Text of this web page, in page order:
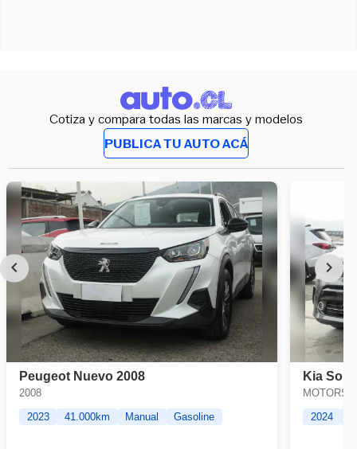
Cotiza y compara todas las marcas y modelos
PUBLICA TU AUTO ACÁ